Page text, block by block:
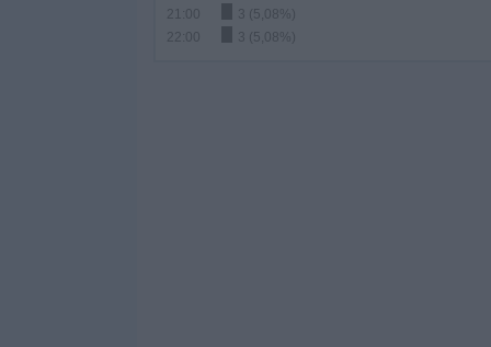
21:00
3 (5,08%)
22:00
3 (5,08%)